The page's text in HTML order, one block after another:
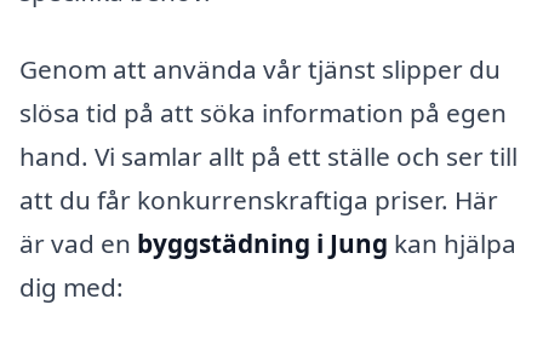
Genom att använda vår tjänst slipper du
slösa tid på att söka information på egen
hand. Vi samlar allt på ett ställe och ser till
att du får konkurrenskraftiga priser. Här
är vad en byggstädning i Jung kan hjälpa
dig med: